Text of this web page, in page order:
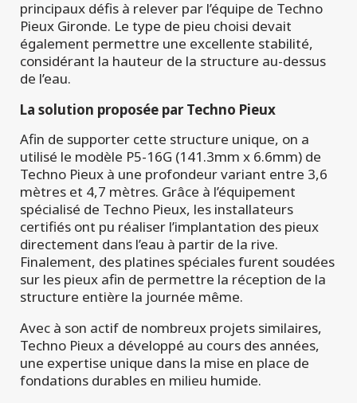
principaux défis à relever par l’équipe de Techno
Pieux Gironde. Le type de pieu choisi devait
également permettre une excellente stabilité,
considérant la hauteur de la structure au-dessus
de l’eau.
La solution proposée par Techno Pieux
Afin de supporter cette structure unique, on a
utilisé le modèle P5-16G (141.3mm x 6.6mm) de
Techno Pieux à une profondeur variant entre 3,6
mètres et 4,7 mètres. Grâce à l’équipement
spécialisé de Techno Pieux, les installateurs
certifiés ont pu réaliser l’implantation des pieux
directement dans l’eau à partir de la rive.
Finalement, des platines spéciales furent soudées
sur les pieux afin de permettre la réception de la
structure entière la journée même.
Avec à son actif de nombreux projets similaires,
Techno Pieux a développé au cours des années,
une expertise unique dans la mise en place de
fondations durables en milieu humide.